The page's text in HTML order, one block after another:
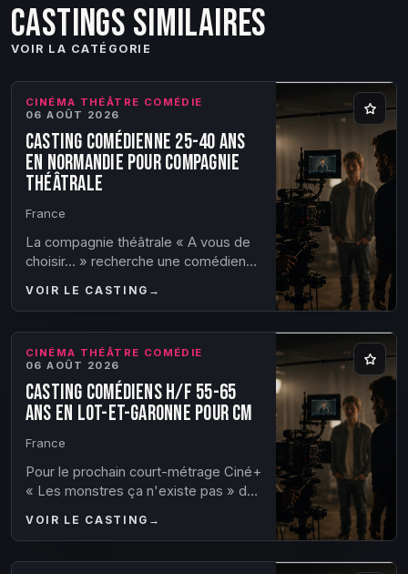
Castings similaires
VOIR LA CATÉGORIE
CINÉMA THÉÂTRE COMÉDIE
06 AOÛT 2026
Casting comédienne 25-40 ans
en Normandie pour compagnie
théâtrale
France
La compagnie théâtrale « A vous de
choisir… » recherche une comédienne
(comédie absurde, philosophique et
VOIR LE CASTING →
CINÉMA THÉÂTRE COMÉDIE
06 AOÛT 2026
Casting comédiens H/F 55-65
ans en Lot-et-Garonne pour CM
France
Pour le prochain court-métrage Ciné+
« Les monstres ça n'existe pas » de
Qui Vive ! nous recherchons les rôles
VOIR LE CASTING →